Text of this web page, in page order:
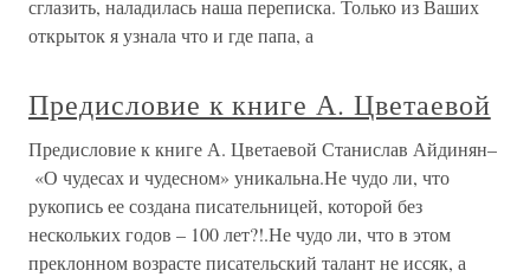
сглазить, наладилась наша переписка. Только из Ваших
открыток я узнала что и где папа, а
Предисловие к книге А. Цветаевой
Предисловие к книге А. Цветаевой Станислав Айдинян–
«О чудесах и чудесном» уникальна.Не чудо ли, что
рукопись ее создана писательницей, которой без
нескольких годов – 100 лет?!.Не чудо ли, что в этом
преклонном возрасте писательский талант не иссяк, а